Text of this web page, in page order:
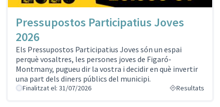
Pressupostos Participatius Joves
2026
Els Pressupostos Participatius Joves són un espai
perquè vosaltres, les persones joves de Figaró-
Montmany, pugueu dir la vostra i decidir en què invertir
una part dels diners públics del municipi.
Finalitzat el: 31/07/2026 Resultats